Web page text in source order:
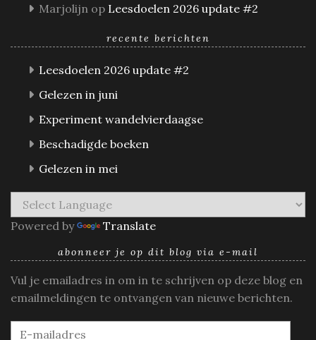
Marjolijn op Leesdoelen 2026 update #2
recente berichten
Leesdoelen 2026 update #2
Gelezen in juni
Experiment wandelvierdaagse
Beschadigde boeken
Gelezen in mei
Powered by Translate
abonneer je op dit blog via e-mail
Vul je emailadres in om in te schrijven op deze blog en
emailmeldingen te ontvangen van nieuwe berichten.
E-